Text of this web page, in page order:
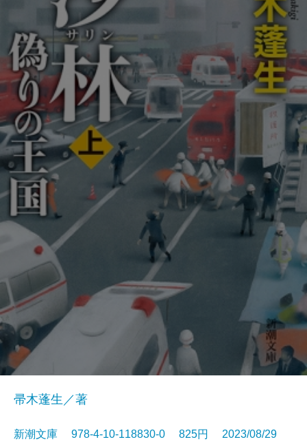
帚木蓬生／著
新潮文庫 978-4-10-118830-0 825円 2023/08/29